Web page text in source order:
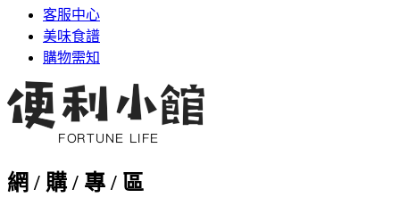
客服中心
美味食譜
購物需知
網 / 購 / 專 / 區